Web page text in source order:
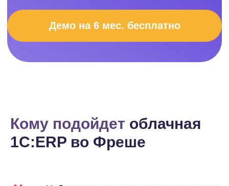
Кому подойдет облачная
1С:ERP во Фреше